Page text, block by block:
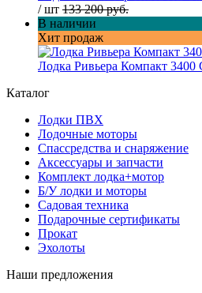
/ шт 133 200 руб.
В наличии
Хит продаж
Лодка Ривьера Компакт 3400
Каталог
Лодки ПВХ
Лодочные моторы
Спассредства и снаряжение
Аксессуары и запчасти
Комплект лодка+мотор
Б/У лодки и моторы
Садовая техника
Подарочные сертификаты
Прокат
Эхолоты
Наши предложения